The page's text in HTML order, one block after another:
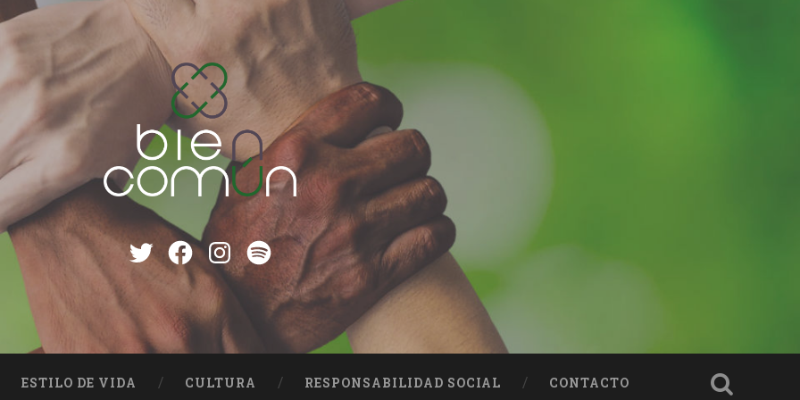
TwitterFacebook
instagram
Spotify
ESTILO DE VIDA CULTURA RESPONSABILIDAD SOCIAL CONTACTO